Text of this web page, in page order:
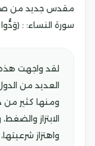
مقدس جديد من
سورة النساء: :
لقد واجهت
العديد من
ومنها كثير من
الابتزاز
واهتزاز